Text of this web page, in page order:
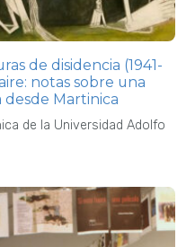
de disidencia (1941-
notas sobre una
desde Martinica
de la Universidad Adolfo